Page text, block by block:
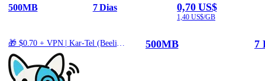
500MB 7 Dias 0,70 US$
1,40 US$/GB
500MB 7